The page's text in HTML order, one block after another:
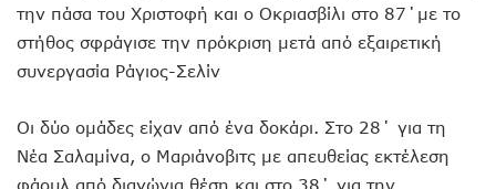
την πάσα του Χριστοφή και ο Οκριασβίλι στο 87΄με το
στήθος σφράγισε την πρόκριση μετά από εξαιρετική
συνεργασία Ράγιος-Σελίν
Οι δύο ομάδες είχαν από ένα δοκάρι. Στο 28΄ για τη
Νέα Σαλαμίνα, ο Μαριάνοβιτς με απευθείας εκτέλεση
φάουλ από διαγώνια θέση και στο 38΄ για την